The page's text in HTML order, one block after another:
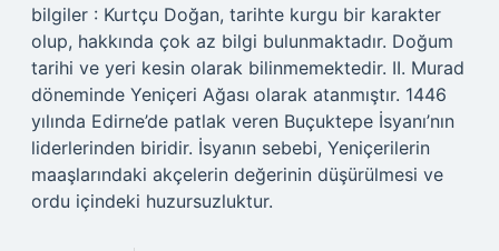
bilgiler : Kurtçu Doğan, tarihte kurgu bir karakter
olup, hakkında çok az bilgi bulunmaktadır. Doğum
tarihi ve yeri kesin olarak bilinmemektedir. II. Murad
döneminde Yeniçeri Ağası olarak atanmıştır. 1446
yılında Edirne’de patlak veren Buçuktepe İsyanı’nın
liderlerinden biridir. İsyanın sebebi, Yeniçerilerin
maaşlarındaki akçelerin değerinin düşürülmesi ve
ordu içindeki huzursuzluktur.